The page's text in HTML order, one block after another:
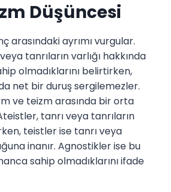
Düşüncesi
arasındaki ayrımı vurgular.
tanrıların varlığı hakkında
olmadıklarını belirtirken,
net bir duruş sergilemezler.
ve teizm arasında bir orta
tanrı veya tanrıların
teistler ise tanrı veya
inanır. Agnostikler ise bu
sahip olmadıklarını ifade